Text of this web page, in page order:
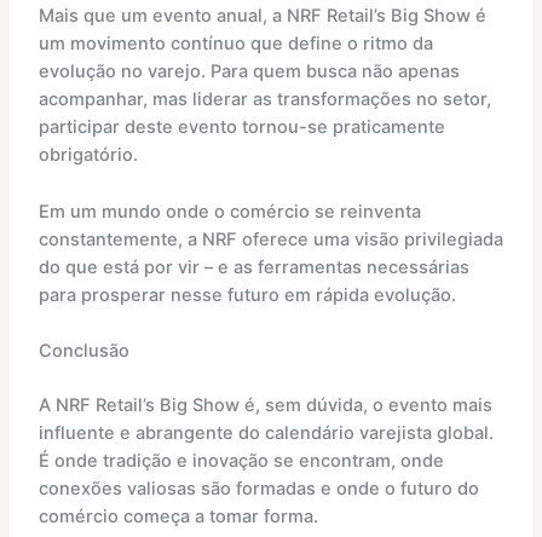
Mais que um evento anual, a NRF Retail’s Big Show é
um movimento contínuo que define o ritmo da
evolução no varejo. Para quem busca não apenas
acompanhar, mas liderar as transformações no setor,
participar deste evento tornou-se praticamente
obrigatório.
Em um mundo onde o comércio se reinventa
constantemente, a NRF oferece uma visão privilegiada
do que está por vir – e as ferramentas necessárias
para prosperar nesse futuro em rápida evolução.
Conclusão
A NRF Retail’s Big Show é, sem dúvida, o evento mais
influente e abrangente do calendário varejista global.
É onde tradição e inovação se encontram, onde
conexões valiosas são formadas e onde o futuro do
comércio começa a tomar forma.